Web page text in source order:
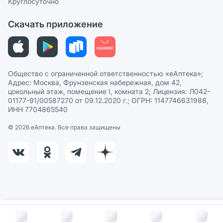
В корзину за
Политика рекомендаций
Этика и соответствие
Политика в отношении обработки персональных данных
Скачать приложение
Общество с ограниченной ответственностью «еАптека»;
Адрес: Москва, Фрунзенская набережная, дом 42,
цокольный этаж, помещение I, комната 2; Лицензия: Л042-
01177-91/00587270 от 09.12.2020 г.; ОГРН: 1147746631988,
ИНН 7704865540
© 2026 eАптека. Все права защищены